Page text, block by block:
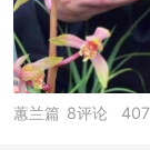
蕙兰篇 8评论